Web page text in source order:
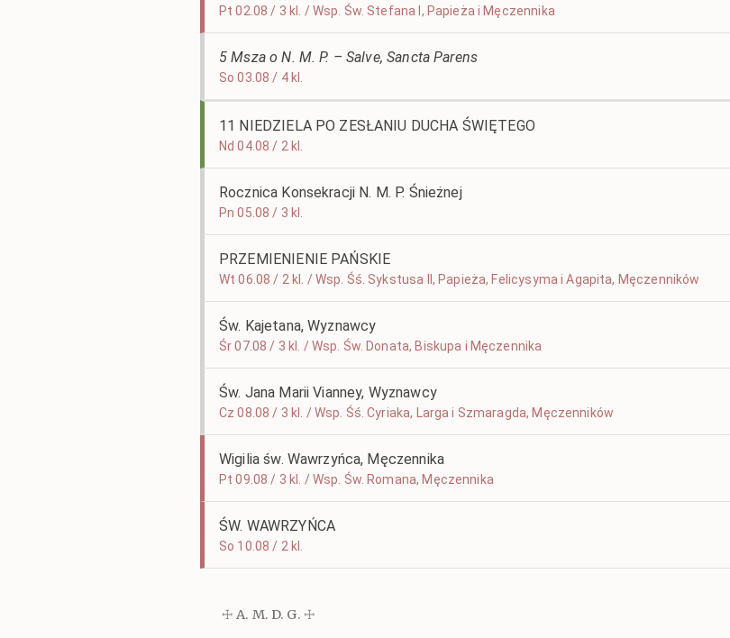
Pt 02.08 / 3 kl. / Wsp. Św. Stefana I, Papieża i Męczennika
5 Msza o N. M. P. – Salve, Sancta Parens
So 03.08 / 4 kl.
11 NIEDZIELA PO ZESŁANIU DUCHA ŚWIĘTEGO
Nd 04.08 / 2 kl.
Rocznica Konsekracji N. M. P. Śnieżnej
Pn 05.08 / 3 kl.
PRZEMIENIENIE PAŃSKIE
Wt 06.08 / 2 kl. / Wsp. Śś. Sykstusa II, Papieża, Felicysyma i Agapita, Męczenników
Św. Kajetana, Wyznawcy
Śr 07.08 / 3 kl. / Wsp. Św. Donata, Biskupa i Męczennika
Św. Jana Marii Vianney, Wyznawcy
Cz 08.08 / 3 kl. / Wsp. Śś. Cyriaka, Larga i Szmaragda, Męczenników
Wigilia św. Wawrzyńca, Męczennika
Pt 09.08 / 3 kl. / Wsp. Św. Romana, Męczennika
ŚW. WAWRZYŃCA
So 10.08 / 2 kl.
☩ A. M. D. G. ☩